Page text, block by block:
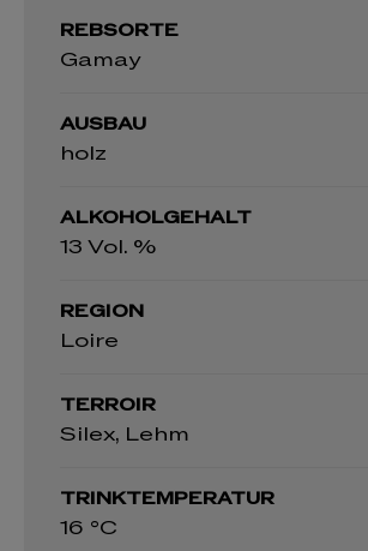
REBSORTE
Gamay
AUSBAU
holz
ALKOHOLGEHALT
13 Vol. %
REGION
Loire
TERROIR
Silex, Lehm
TRINKTEMPERATUR
16 °C